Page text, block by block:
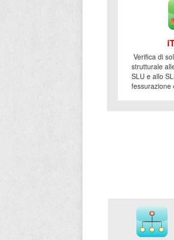
Verifica di
strutturale
SLU e allo
fessurazione